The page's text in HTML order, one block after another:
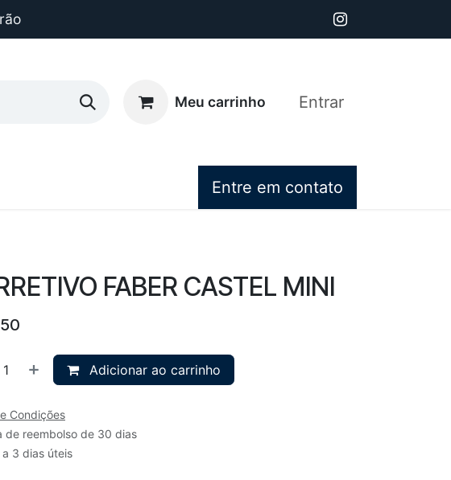
Meu carrinho Entrar
Entre em contato
FABER CASTEL MINI
Adicionar ao carrinho
Condições
de reembolso de 30 dias
a 3 dias úteis